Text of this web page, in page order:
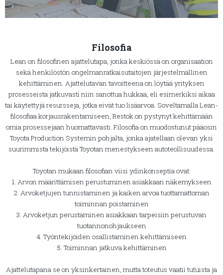
Filosofia
Lean on filosofinen ajattelutapa, jonka keskiössä on organisaation
sekä henkilöstön ongelmanratkaisutaitojen järjestelmällinen
kehittäminen. Ajattelutavan tavoitteena on löytää yrityksen
prosesseista jatkuvasti niin sanottua hukkaa, eli esimerkiksi aikaa
tai käytettyjä resursseja, jotka eivät tuo lisäarvoa. Soveltamalla Lean-
filosofiaa korjausrakentamiseen, Restok on pystynyt kehittämään
omia prosessejaan huomattavasti. Filosofia on muodostunut pääosin
Toyota Production Systemin pohjalta, jonka ajatellaan olevan yksi
suurimmista tekijöistä Toyotan menestykseen autoteollisuudessa.
Toyotan mukaan filosofian viisi ydinkonseptia ovat:
1. Arvon määrittämisen perustuminen asiakkaan näkemykseen
2. Arvoketjujen tunnistaminen ja kaiken arvoa tuottamattoman
toiminnan poistaminen
3. Arvoketjun perustaminen asiakkaan tarpeisiin perustuvan
tuotannonohjaukseen
4. Työntekijöiden osallistaminen kehittämiseen
5. Toiminnan jatkuva kehittäminen
Ajattelutapana se on yksinkertainen, mutta toteutus vaatii tutuista ja